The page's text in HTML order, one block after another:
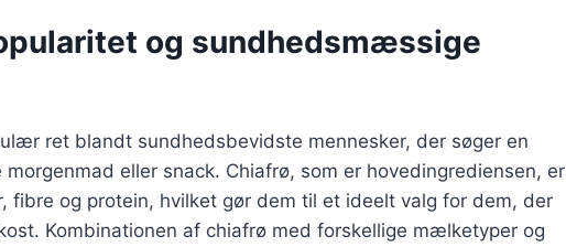
og sundhedsmæssige
ret blandt sundhedsbevidste mennesker, der søger en
eller snack. Chiafrø, som er hovedingrediensen, er
fibre og protein, hvilket gør dem til et ideelt valg for dem, der
Kombinationen af chiafrø med forskellige mælketyper og